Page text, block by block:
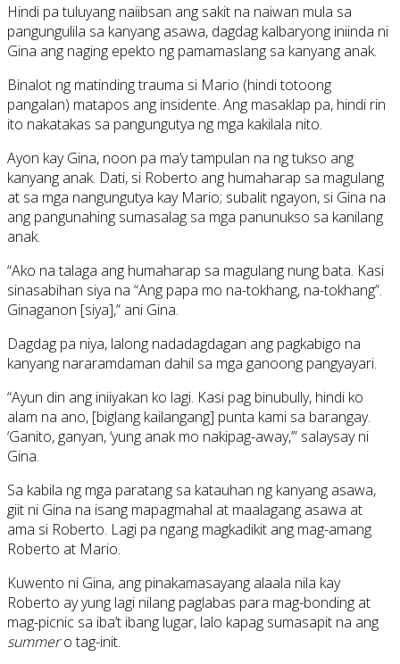
Hindi pa tuluyang naiibsan ang sakit na naiwan mula sa
pangungulila sa kanyang asawa, dagdag kalbaryong iniinda ni
Gina ang naging epekto ng pamamaslang sa kanyang anak.
Binalot ng matinding trauma si Mario (hindi totoong
pangalan) matapos ang insidente. Ang masaklap pa, hindi rin
ito nakatakas sa pangungutya ng mga kakilala nito.
Ayon kay Gina, noon pa ma’y tampulan na ng tukso ang
kanyang anak. Dati, si Roberto ang humaharap sa magulang
at sa mga nangungutya kay Mario; subalit ngayon, si Gina na
ang pangunahing sumasalag sa mga panunukso sa kanilang
anak.
“Ako na talaga ang humaharap sa magulang nung bata. Kasi
sinasabihan siya na “Ang papa mo na-tokhang, na-tokhang”.
Ginaganon [siya],” ani Gina.
Dagdag pa niya, lalong nadadagdagan ang pagkabigo na
kanyang nararamdaman dahil sa mga ganoong pangyayari.
“Ayun din ang iniiyakan ko lagi. Kasi pag binubully, hindi ko
alam na ano, [biglang kailangang] punta kami sa barangay.
‘Ganito, ganyan, ‘yung anak mo nakipag-away,’” salaysay ni
Gina.
Sa kabila ng mga paratang sa katauhan ng kanyang asawa,
giit ni Gina na isang mapagmahal at maalagang asawa at
ama si Roberto. Lagi pa ngang magkadikit ang mag-amang
Roberto at Mario.
Kuwento ni Gina, ang pinakamasayang alaala nila kay
Roberto ay yung lagi nilang paglabas para mag-bonding at
mag-picnic sa iba’t ibang lugar, lalo kapag sumasapit na ang
summero tag-init.